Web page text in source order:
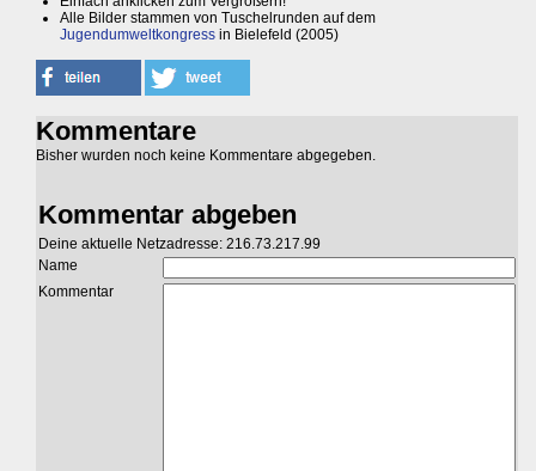
Alle Bilder stammen von Tuschelrunden auf dem
Jugendumweltkongress in Bielefeld (2005)
Kommentare
Bisher wurden noch keine Kommentare abgegeben.
Kommentar abgeben
Deine aktuelle Netzadresse: 216.73.217.99
Name
Kommentar